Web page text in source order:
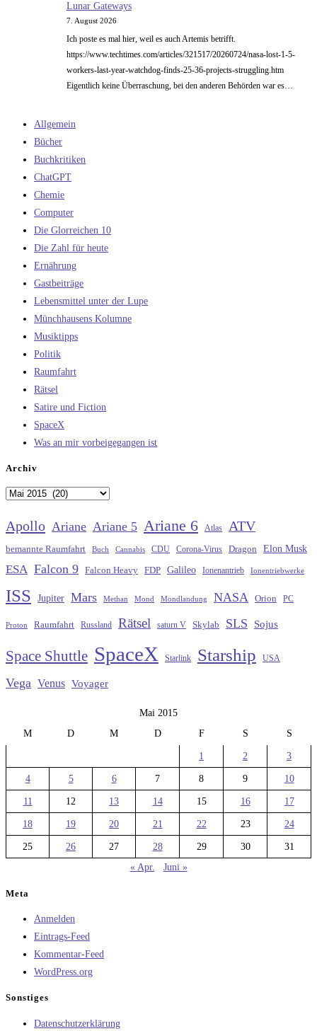
Lunar Gateways
7. August 2026
Ich poste es mal hier, weil es auch Artemis betrifft.
https://www.techtimes.com/articles/321517/20260724/nasa-lost-1-5-
workers-last-year-watchdog-finds-25-36-projects-struggling.htm
Eigentlich keine Überraschung, bei den anderen Behörden war es…
Allgemein
Bücher
Buchkritiken
ChatGPT
Chemie
Computer
Die Glorreichen 10
Die Zahl für heute
Ernährung
Gastbeiträge
Lebensmittel unter der Lupe
Münchhausens Kolumne
Musiktipps
Politik
Raumfahrt
Rätsel
Satire und Fiction
SpaceX
Was an mir vorbeigegangen ist
Archiv
Archiv
Apollo Ariane Ariane 5 Ariane 6 Atlas ATV
bemannte Raumfahrt Buch Cannabis CDU Corona-Virus Dragon Elon Musk
ESA Falcon 9 Falcon Heavy FDP Galileo Ionenantrieb Ionentriebwerke
ISS Jupiter Mars Methan Mond Mondlandung NASA Orion PC
Proton Raumfahrt Russland Rätsel saturn V Skylab SLS Sojus
Space Shuttle SpaceX Starlink Starship USA
Vega Venus Voyager
Mai 2015
M
D M D F S S
1 2 3
4 5 6 7 8 9 10
11 12 13 14 15 16 17
18 19 20 21 22 23 24
25 26 27 28 29 30
31
« Apr.
Juni »
Meta
Anmelden
Eintrags-Feed
Kommentar-Feed
WordPress.org
Sonstiges
Datenschutzerklärung